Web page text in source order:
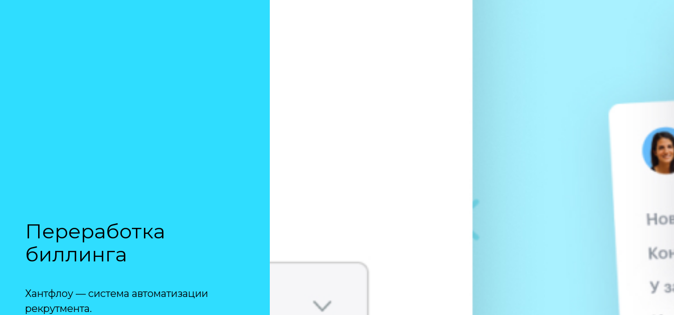
Переработка
биллинга
Хантфлоу — система автоматизации
рекрутмента.